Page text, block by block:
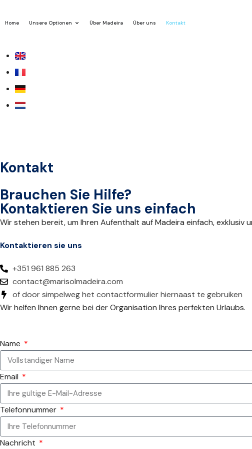
Home Unsere Optionen Über Madeira Über uns Kontakt
Kontakt
Brauchen Sie Hilfe?
Kontaktieren Sie uns einfach
Wir stehen bereit, um Ihren Aufenthalt auf Madeira einfach, exklusiv
Kontaktieren sie uns
+351 961 885 263
contact@marisolmadeira.com
of door simpelweg het contactformulier hiernaast te gebruiken
Wir helfen Ihnen gerne bei der Organisation Ihres perfekten Urlaubs.
Name
Email
Telefonnummer
Nachricht